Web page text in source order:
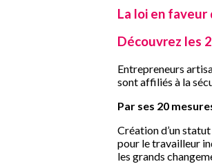
La loi en
Découvrez les
Entrepreneurs
sont affiliés à la
Par ses 20
Création d’un
pour le travailleur
les grands